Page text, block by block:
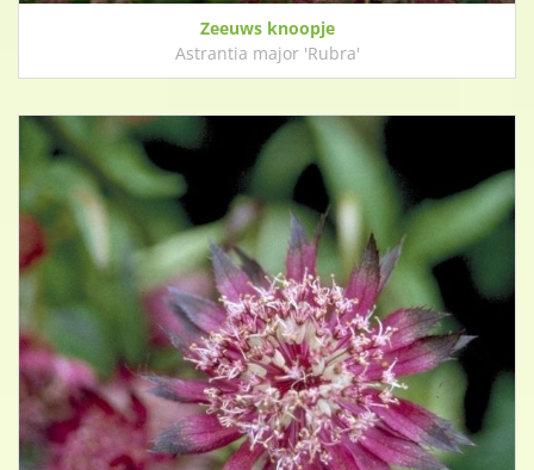
Zeeuws knoopje
Astrantia major 'Rubra'